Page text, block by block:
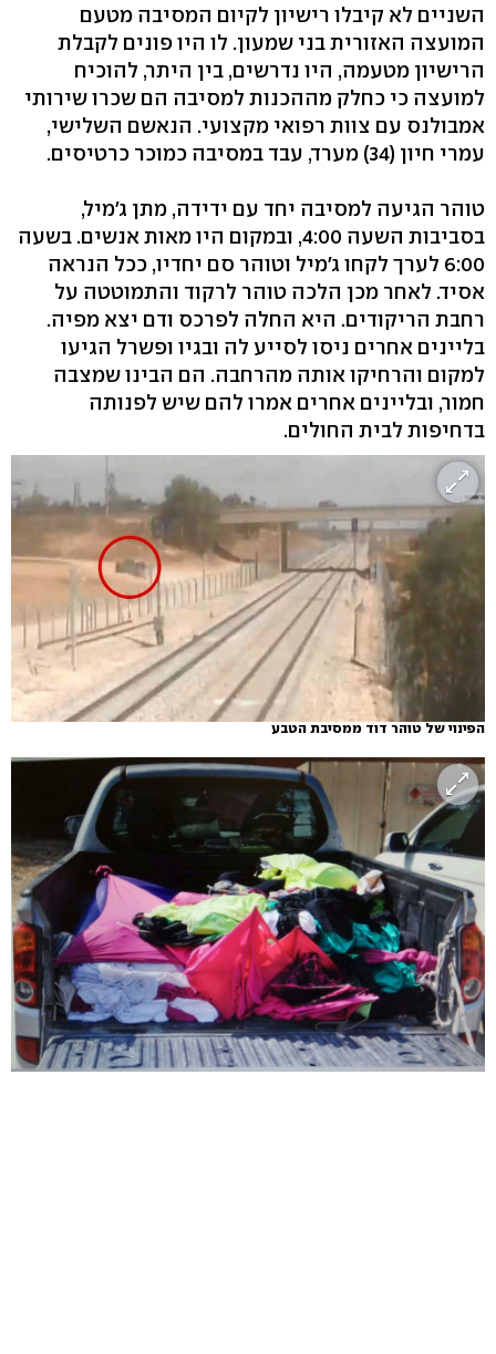
השניים לא קיבלו רישיון לקיום המסיבה מטעם
המועצה האזורית בני שמעון. לו היו פונים לקבלת
הרישיון מטעמה, היו נדרשים, בין היתר, להוכיח
למועצה כי כחלק מההכנות למסיבה הם שכרו שירותי
אמבולנס עם צוות רפואי מקצועי. הנאשם השלישי,
עמרי חיון (34) מערד, עבד במסיבה כמוכר כרטיסים.
טוהר הגיעה למסיבה יחד עם ידידה, מתן ג'מיל,
בסביבות השעה 4:00, ובמקום היו מאות אנשים. בשעה
6:00 לערך לקחו ג'מיל וטוהר סם יחדיו, ככל הנראה
אסיד. לאחר מכן הלכה טוהר לרקוד והתמוטטה על
רחבת הריקודים. היא החלה לפרכס ודם יצא מפיה.
בליינים אחרים ניסו לסייע לה ובגיו ופשרל הגיעו
למקום והרחיקו אותה מהרחבה. הם הבינו שמצבה
חמור, ובליינים אחרים אמרו להם שיש לפנותה
בדחיפות לבית החולים.
הפינוי של טוהר דוד ממסיבת הטבע